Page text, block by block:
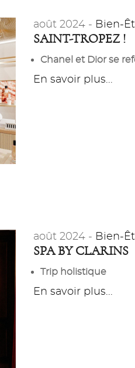
août 2024 - Bien-
SAINT-TROPEZ !
Chanel et Dior se
En savoir plus...
août 2024 - Bien-
SPA BY CLARINS
Trip holistique
En savoir plus...